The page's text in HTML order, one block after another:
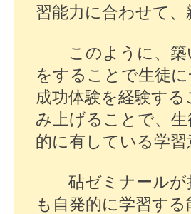
習能力に合わせて
このように、築
をすることで生徒
成功体験を経験す
み上げることで、
的に有している学
砧ゼミナールが
も自発的に学習す